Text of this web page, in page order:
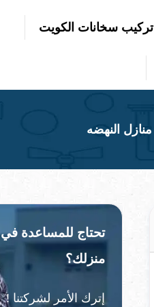
تركيب سخانات الكويت
تحتاج للمساعدة في
منزلك؟
إترك الأمر لشركتنا !